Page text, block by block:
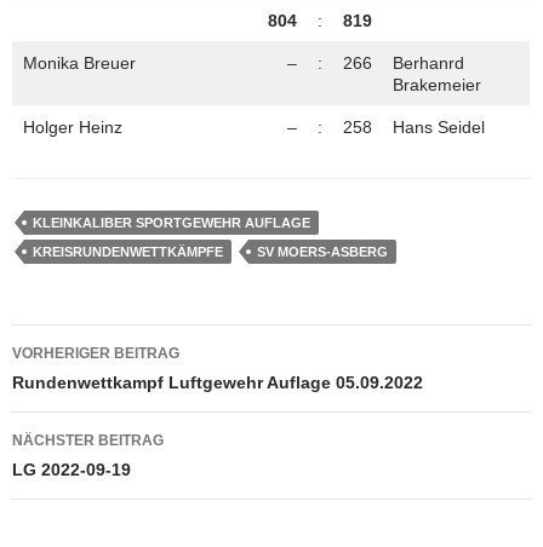
804 : 819
Monika Breuer – : 266
Berhanrd
Brakemeier
Holger Heinz – : 258 Hans Seidel
KLEINKALIBER SPORTGEWEHR AUFLAGE
KREISRUNDENWETTKÄMPFE
SV MOERS-ASBERG
Beitragsnavigation
VORHERIGER BEITRAG
Rundenwettkampf Luftgewehr Auflage 05.09.2022
NÄCHSTER BEITRAG
LG 2022-09-19